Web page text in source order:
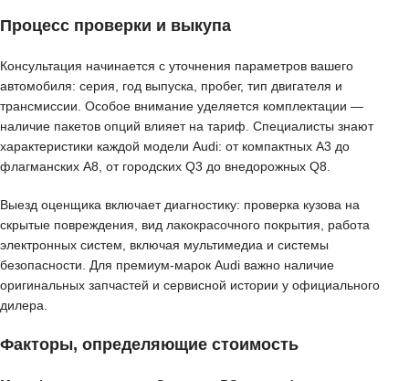
Процесс проверки и выкупа
Консультация начинается с уточнения параметров вашего
автомобиля: серия, год выпуска, пробег, тип двигателя и
трансмиссии. Особое внимание уделяется комплектации —
наличие пакетов опций влияет на тариф. Специалисты знают
характеристики каждой модели Audi: от компактных A3 до
флагманских A8, от городских Q3 до внедорожных Q8.
Выезд оценщика включает диагностику: проверка кузова на
скрытые повреждения, вид лакокрасочного покрытия, работа
электронных систем, включая мультимедиа и системы
безопасности. Для премиум-марок Audi важно наличие
оригинальных запчастей и сервисной истории у официального
дилера.
Факторы, определяющие стоимость